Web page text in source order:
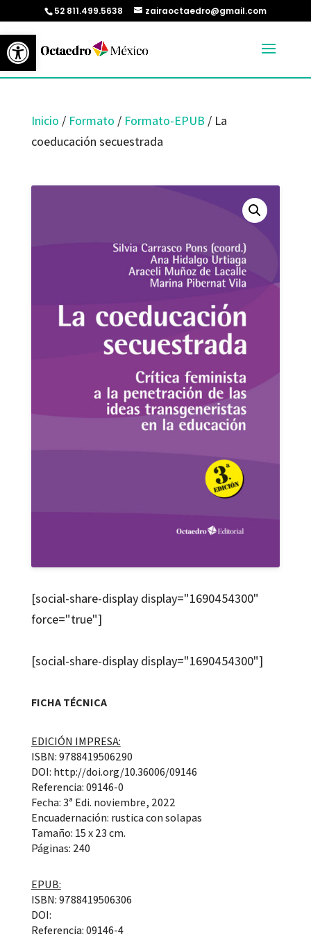
Abrir barra de herramientas
52 811.499.5638 zairaoctaedro@gmail.com
Inicio / Formato / Formato-EPUB / La
coeducación secuestrada
[social-share-display display="1690454300"
force="true"]
[social-share-display display="1690454300"]
FICHA TÉCNICA
EDICIÓN IMPRESA:
ISBN: 9788419506290
DOI: http://doi.org/10.36006/09146
Referencia: 09146-0
Fecha: 3ª Edi. noviembre, 2022
Encuadernación: rustica con solapas
Tamaño: 15 x 23 cm.
Páginas: 240
EPUB:
ISBN: 9788419506306
DOI:
Referencia: 09146-4